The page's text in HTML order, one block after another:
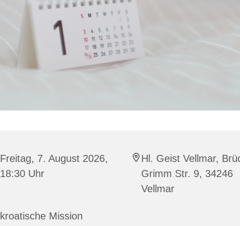
Freitag, 7. August 2026,
18:30 Uhr
Hl. Geist Vellmar,
Grimm Str. 9, 34246
Vellmar
kroatische Mission